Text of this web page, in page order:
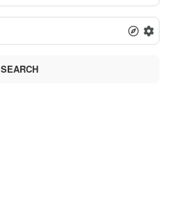
SEARCH